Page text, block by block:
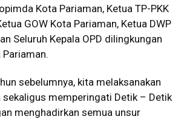
Kota Pariaman, Ketua TP-PKK
GOW Kota Pariaman, Ketua DWP
Seluruh Kepala OPD dilingkungan
sebelumnya, kita melaksanakan
sekaligus memperingati Detik – Detik
menghadirkan semua unsur